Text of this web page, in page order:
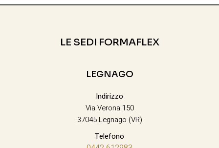
LE SEDI FORMAFLEX
LEGNAGO
Indirizzo
Via Verona 150
37045 Legnago (VR)
Telefono